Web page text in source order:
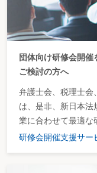
団体向け研修会開催
ご検討の方へ
弁護士会、税理士会
は、是非、新日本
業に合わせて最適な
研修会開催支援サー